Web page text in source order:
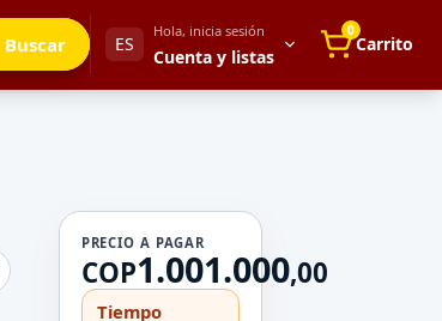
Buscar ES
Hola, inicia sesión
Cuenta y listas
Mis direcciones
Mis pedidos
Métodos de pago
0
Carrito
PRECIO A PAGAR
COP1.001.000,00
Tiempo